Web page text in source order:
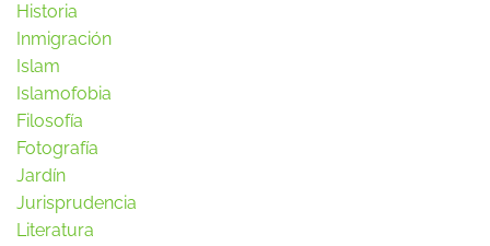
Historia
Inmigración
Islam
Islamofobia
Filosofía
Fotografía
Jardín
Jurisprudencia
Literatura